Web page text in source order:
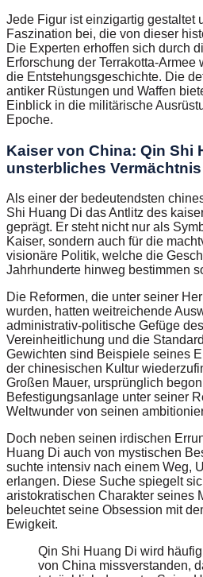
Jede Figur ist einzigartig gestaltet
Faszination bei, die von dieser
Die Experten erhoffen sich durch
Erforschung der Terrakotta-
die Entstehungsgeschichte. Die
antiker Rüstungen und Waffen
Einblick in die militärische
Epoche.
Kaiser von China: Qin Shi
unsterbliches Vermächtnis
Als einer der bedeutendsten
Shi Huang Di das Antlitz des
geprägt. Er steht nicht nur als
Kaiser, sondern auch für die
visionäre Politik, welche die
Jahrhunderte hinweg bestimmen
Die Reformen, die unter seiner
wurden, hatten weitreichende
administrativ-politische Gefüge
Vereinheitlichung und die
Gewichten sind Beispiele seines
der chinesischen Kultur
Großen Mauer, ursprünglich
Befestigungsanlage unter seiner
Weltwunder von seinen
Doch neben seinen irdischen
Huang Di auch von mystischen
suchte intensiv nach einem Weg,
erlangen. Diese Suche spiegelt
aristokratischen Charakter seines
beleuchtet seine Obsession mit
Ewigkeit.
Qin Shi Huang Di wird
von China missverstanden,